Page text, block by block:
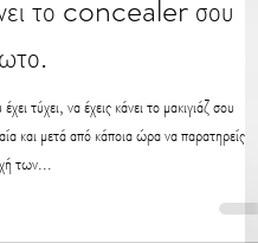
2021
TRICK για να
το concealer σου